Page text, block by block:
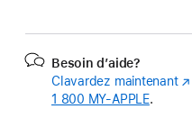
Besoin d’aide?
Clavardez maintenant
1 800 MY‑APPLE.